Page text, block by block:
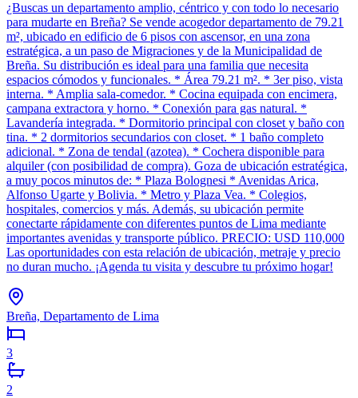
¿Buscas un departamento amplio, céntrico y con todo lo necesario
para mudarte en Breña? Se vende acogedor departamento de 79.21
m², ubicado en edificio de 6 pisos con ascensor, en una zona
estratégica, a un paso de Migraciones y de la Municipalidad de
Breña. Su distribución es ideal para una familia que necesita
espacios cómodos y funcionales. * Área 79.21 m². * 3er piso, vista
interna. * Amplia sala-comedor. * Cocina equipada con encimera,
campana extractora y horno. * Conexión para gas natural. *
Lavandería integrada. * Dormitorio principal con closet y baño con
tina. * 2 dormitorios secundarios con closet. * 1 baño completo
adicional. * Zona de tendal (azotea). * Cochera disponible para
alquiler (con posibilidad de compra). Goza de ubicación estratégica,
a muy pocos minutos de: * Plaza Bolognesi * Avenidas Arica,
Alfonso Ugarte y Bolivia. * Metro y Plaza Vea. * Colegios,
hospitales, comercios y más. Además, su ubicación permite
conectarte rápidamente con diferentes puntos de Lima mediante
importantes avenidas y transporte público. PRECIO: USD 110,000
Las oportunidades con esta relación de ubicación, metraje y precio
no duran mucho. ¡Agenda tu visita y descubre tu próximo hogar!
Breña, Departamento de Lima
3
2